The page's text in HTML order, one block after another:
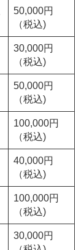
50,000円
（税込)
30,000円
（税込)
50,000円
（税込)
100,000円
（税込)
40,000円
（税込)
100,000円
（税込)
30,000円